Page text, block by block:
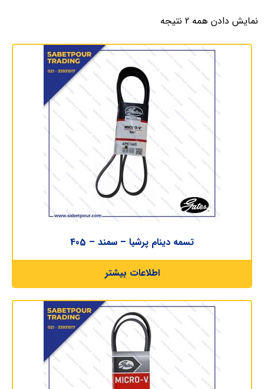
نمایش دادن همه 2 نتیجه
تسمه دینام پرشیا – سمند – 405
اطلاعات بیشتر